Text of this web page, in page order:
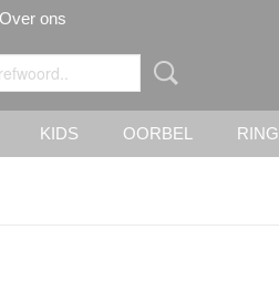
Over ons
KIDS OORBEL RING